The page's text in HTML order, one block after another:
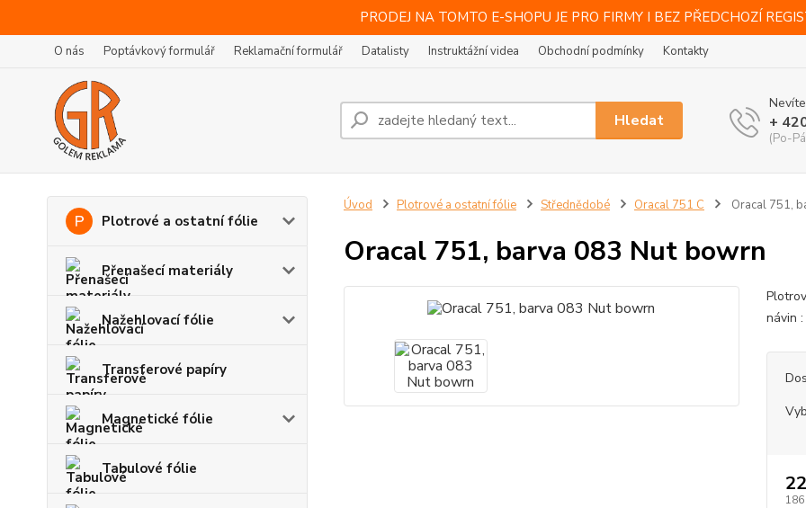
PRODEJ NA TOMTO E-SHOPU JE PRO FIRMY I BEZ PŘEDCHOZÍ
O nás Poptávkový formulář Reklamační formulář Datalisty Instruktážní videa Obchodní podmínky Kontakty
Hledat +
(Po-
Plotrové a ostatní fólie
Přenašecí materiály
Nažehlovací fólie
Transferové papíry
Magnetické fólie
Tabulové fólie
Úvod Plotrové a ostatní fólie Střednědobé Oracal 751 C Oracal 751,
Oracal 751, barva 083 Nut bowrn
návin
186